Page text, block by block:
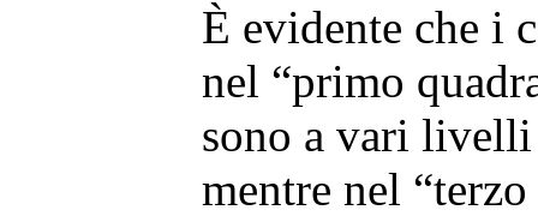
È evidente che i
nel “primo
sono a vari
mentre nel